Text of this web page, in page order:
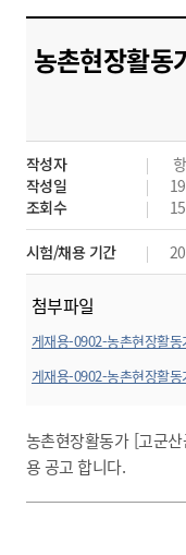
농촌현장활동
작성자
작성일
조회수
시험/채용 기간
첨부파일
게재용-0902-농촌현장활
문.hwp미리보기
게재용-0902-농촌현장활
농촌현장활동가 [고군
용 공고 합니다.